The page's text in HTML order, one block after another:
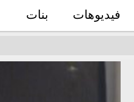
فيديوهات بنات